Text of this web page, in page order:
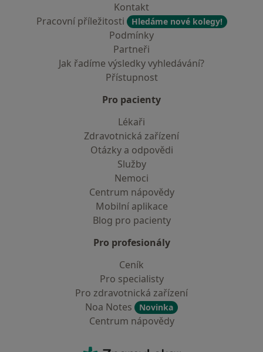
Kontakt
Pracovní příležitosti
Hledáme nové kolegy!
Podmínky
Partneři
Jak řadíme výsledky vyhledávání?
Přístupnost
Pro pacienty
Lékaři
Zdravotnická zařízení
Otázky a odpovědi
Služby
Nemoci
Centrum nápovědy
Mobilní aplikace
Blog pro pacienty
Pro profesionály
Ceník
Pro specialisty
Pro zdravotnická zařízení
Noa Notes
Novinka
Centrum nápovědy